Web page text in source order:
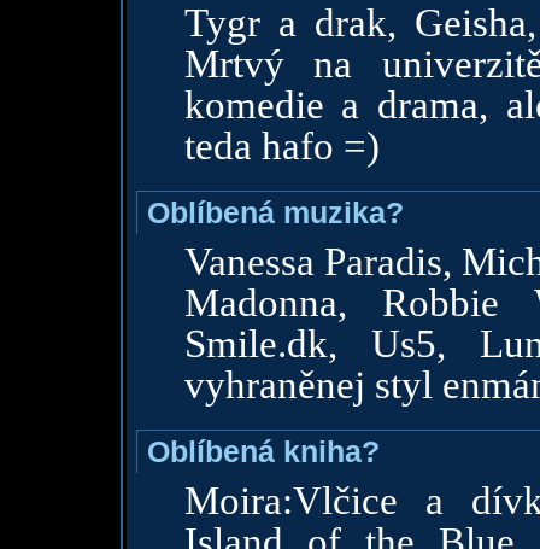
Tygr a drak,
Mrtvý na
komedie a drama,
teda hafo =)
Oblíbená muzika?
Vanessa Paradis,
Madonna, Robbie
Smile.dk, Us5,
vyhraněnej styl
Oblíbená kniha?
Moira:Vlčice a